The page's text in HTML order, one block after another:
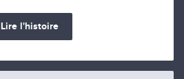
Lire l'histoire